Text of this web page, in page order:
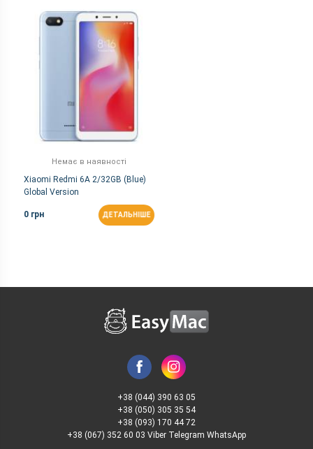
Немає в наявності
Xiaomi Redmi 6A 2/32GB (Blue)
Global Version
0 грн ДЕТАЛЬНІШЕ
+38 (044) 390 63 05
+38 (050) 305 35 54
+38 (093) 170 44 72
+38 (067) 352 60 03 Viber Telegram WhatsApp